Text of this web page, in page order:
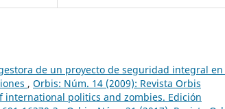
de un proyecto de seguridad integral en
, Orbis: Núm. 14 (2009): Revista Orbis
international politics and zombies. Edición